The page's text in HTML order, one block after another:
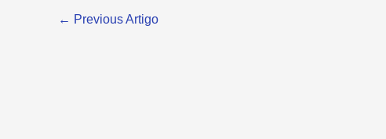
← Previous Artigo